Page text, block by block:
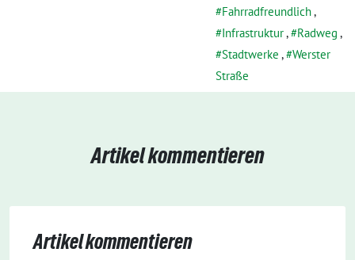
Fahrradfreundlich,
Infrastruktur, Radweg ,
Stadtwerke , Werster
Straße
Artikel kommentieren
Artikel kommentieren